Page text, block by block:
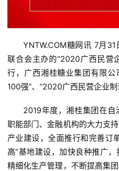
YNTW.COM糖网讯 7月
联合会主办的“2020广西民营
行，广西湘桂糖业集团有限
100强”、“2020广西民营企业制
2019年度，湘桂集团在
职能部门、金融机构的大力支
产业建设，全面推行和完善订
高”基地建设，加快良种推广
精细化生产管理，不断提高集